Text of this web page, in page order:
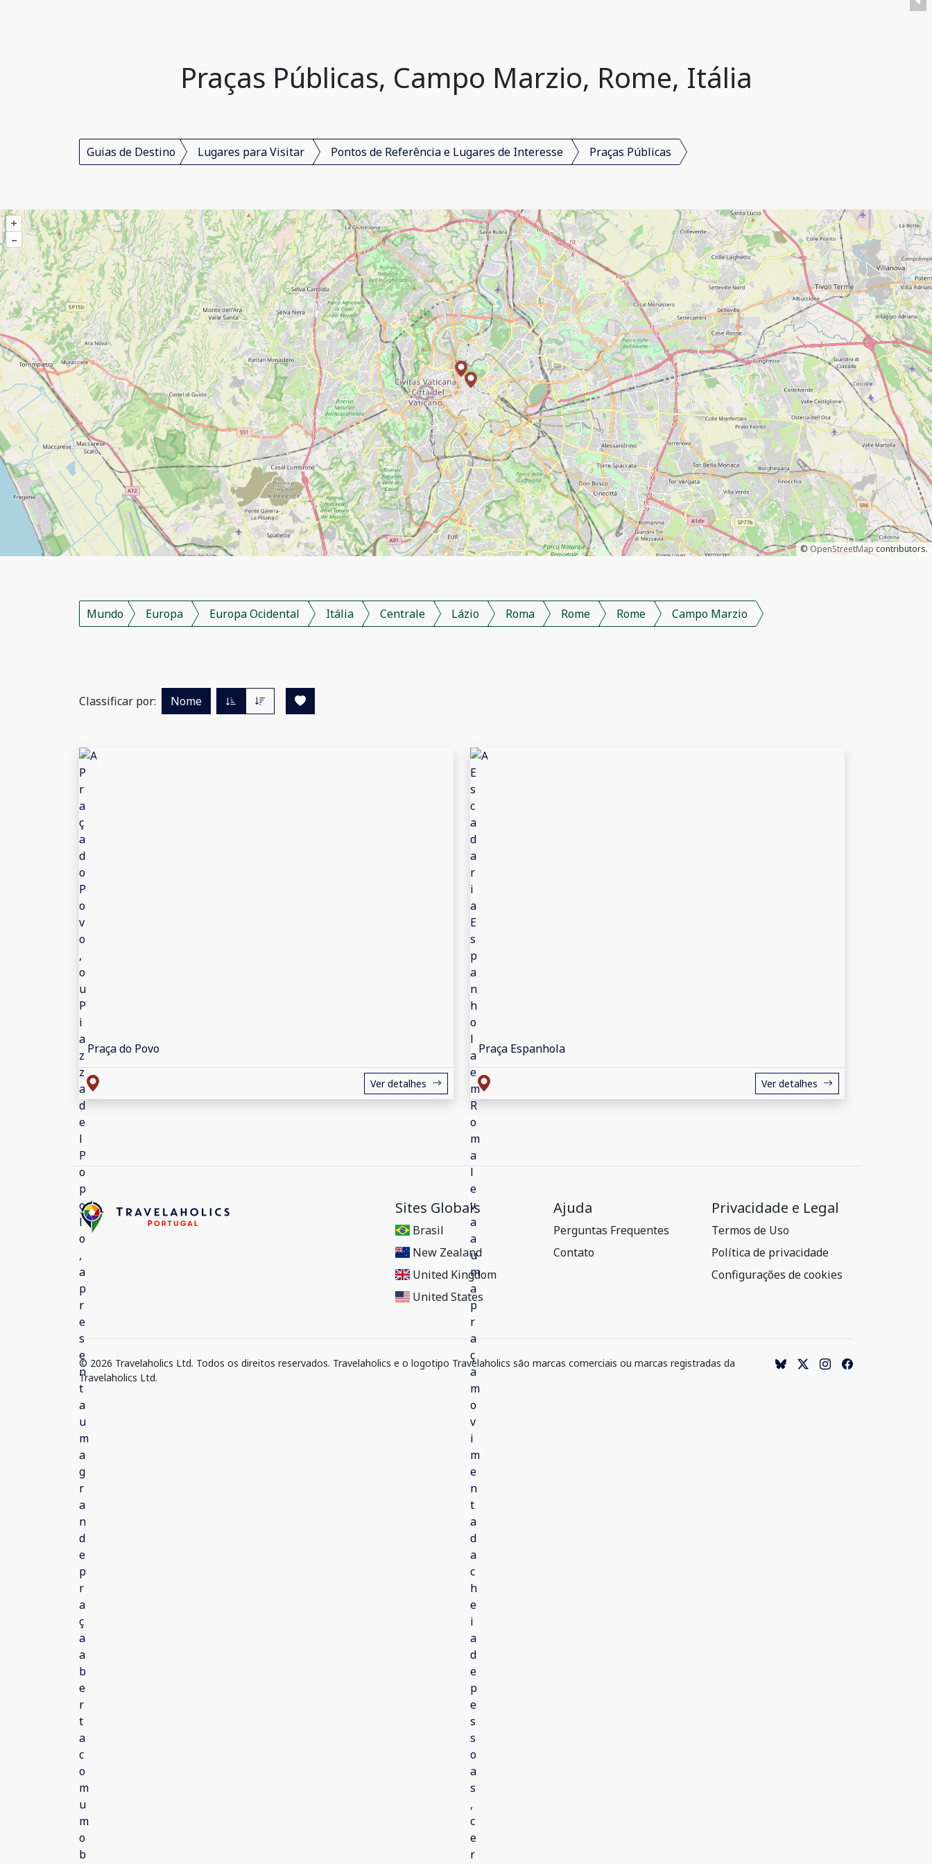
Praças Públicas, Campo Marzio, Rome, Itália
Guias de Destino Lugares para Visitar Pontos de Referência e Lugares de Interesse Praças Públicas
+
–
©OpenStreetMap contributors.
Mundo Europa Europa Ocidental Itália Centrale Lázio Roma Rome Rome Campo Marzio
Classificar por: Nome
Praça do Povo
Ver detalhes
Praça Espanhola
Ver detalhes
Sites Globais
Brasil
New Zealand
United Kingdom
United States
Ajuda
Perguntas Frequentes
Contato
Privacidade e Legal
Termos de Uso
Política de privacidade
Configurações de cookies
© 2026 Travelaholics Ltd. Todos os direitos reservados. Travelaholics e o logotipo Travelaholics são marcas comerciais ou marcas registradas da
Travelaholics Ltd.